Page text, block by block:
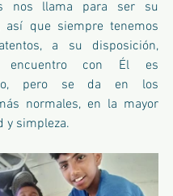
nos llama para ser su
así que siempre tenemos
a su disposición,
encuentro con Él es
pero se da en los
normales, en la mayor
y simpleza.